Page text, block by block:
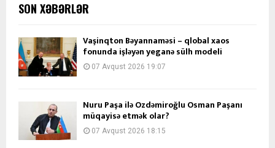
SON XƏBƏRLƏR
Vaşinqton Bəyannaməsi – qlobal xaos
fonunda işləyən yeganə sülh modeli
07 Avqust 2026 19:07
Nuru Paşa ilə Özdəmiroğlu Osman Paşanı
müqayisə etmək olar?
07 Avqust 2026 18:15